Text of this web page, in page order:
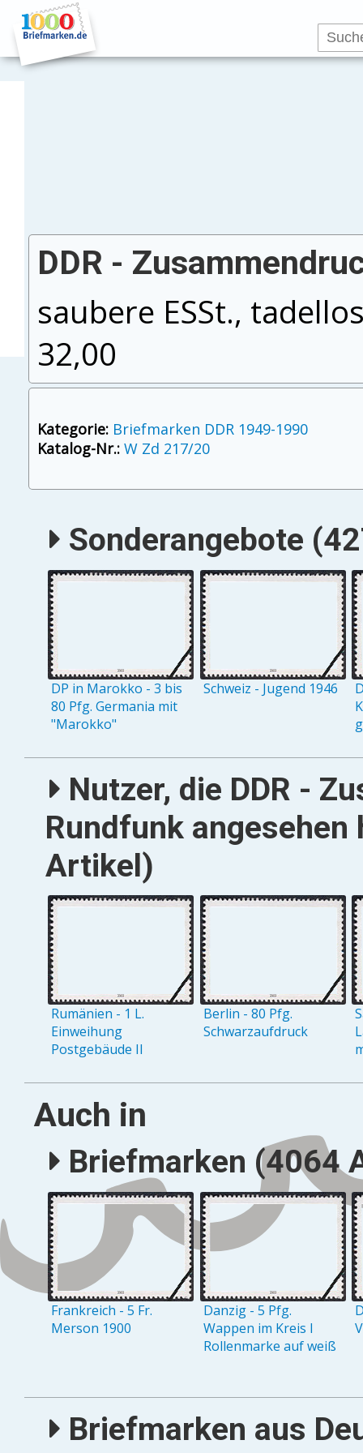
DDR -
saubere ESSt.,
32,00
Kategorie: Briefmarken DDR 1949-1990
Katalog-Nr.: W Zd 217/20
Sonderangebote
DP in Marokko - 3 bis
80 Pfg. Germania mit
"Marokko"
Schweiz - Jugend 1946
Nutzer, die DDR -
Rundfunk angesehen
Artikel)
Rumänien - 1 L.
Einweihung
Postgebäude II
Berlin - 80 Pfg.
Schwarzaufdruck
Auch in
Briefmarken (4064
Frankreich - 5 Fr.
Merson 1900
Danzig - 5 Pfg.
Wappen im Kreis I
Rollenmarke auf weiß
Briefmarken aus